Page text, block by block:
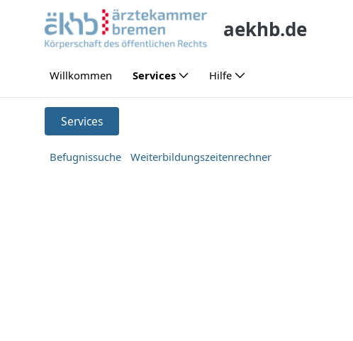
Skip to Main Content
aekhb.de
Willkommen Services Hilfe
Services
Services
Befugnissuche Weiterbildungszeitenrechner